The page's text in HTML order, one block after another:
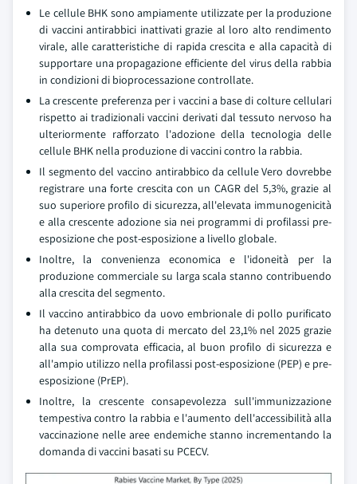
Le cellule BHK sono ampiamente utilizzate per la produzione
di vaccini antirabbici inattivati grazie al loro alto rendimento
virale, alle caratteristiche di rapida crescita e alla capacità di
supportare una propagazione efficiente del virus della rabbia
in condizioni di bioprocessazione controllate.
La crescente preferenza per i vaccini a base di colture cellulari
rispetto ai tradizionali vaccini derivati dal tessuto nervoso ha
ulteriormente rafforzato l'adozione della tecnologia delle
cellule BHK nella produzione di vaccini contro la rabbia.
Il segmento del vaccino antirabbico da cellule Vero dovrebbe
registrare una forte crescita con un CAGR del 5,3%, grazie al
suo superiore profilo di sicurezza, all'elevata immunogenicità
e alla crescente adozione sia nei programmi di profilassi pre-
esposizione che post-esposizione a livello globale.
Inoltre, la convenienza economica e l'idoneità per la
produzione commerciale su larga scala stanno contribuendo
alla crescita del segmento.
Il vaccino antirabbico da uovo embrionale di pollo purificato
ha detenuto una quota di mercato del 23,1% nel 2025 grazie
alla sua comprovata efficacia, al buon profilo di sicurezza e
all'ampio utilizzo nella profilassi post-esposizione (PEP) e pre-
esposizione (PrEP).
Inoltre, la crescente consapevolezza sull'immunizzazione
tempestiva contro la rabbia e l'aumento dell'accessibilità alla
vaccinazione nelle aree endemiche stanno incrementando la
domanda di vaccini basati su PCECV.